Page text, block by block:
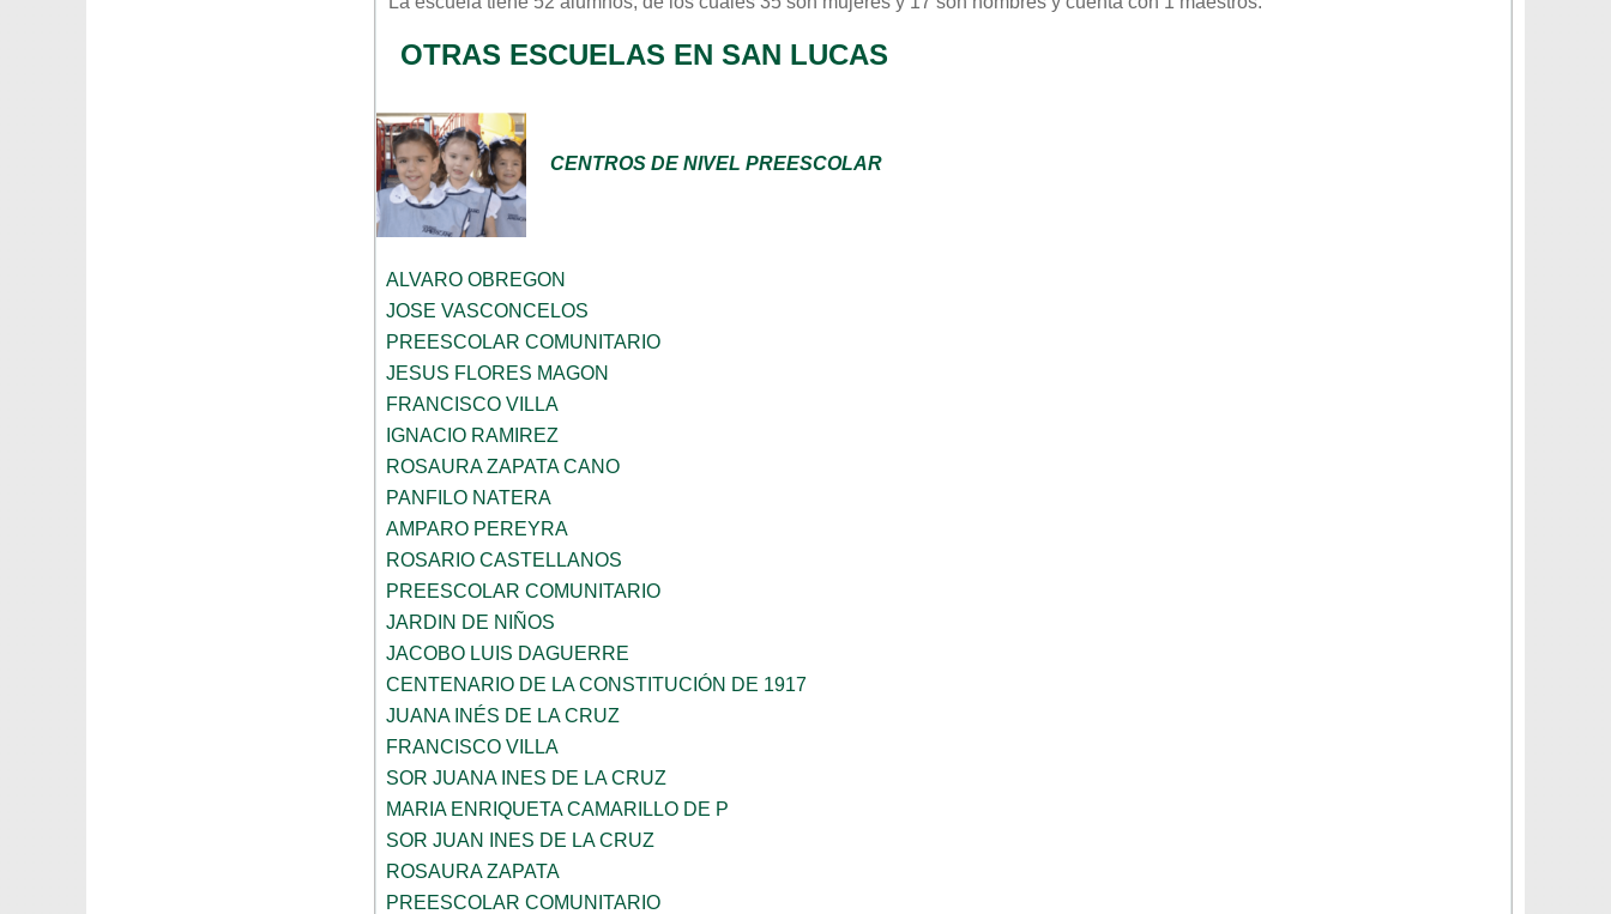
OTRAS ESCUELAS EN SAN LUCAS
CENTROS DE NIVEL PREESCOLAR
ALVARO OBREGON
JOSE VASCONCELOS
PREESCOLAR COMUNITARIO
JESUS FLORES MAGON
FRANCISCO VILLA
IGNACIO RAMIREZ
ROSAURA ZAPATA CANO
PANFILO NATERA
AMPARO PEREYRA
ROSARIO CASTELLANOS
PREESCOLAR COMUNITARIO
JARDIN DE NIÑOS
JACOBO LUIS DAGUERRE
CENTENARIO DE LA CONSTITUCIÓN DE 1917
JUANA INÉS DE LA CRUZ
FRANCISCO VILLA
SOR JUANA INES DE LA CRUZ
MARIA ENRIQUETA CAMARILLO DE P
SOR JUAN INES DE LA CRUZ
ROSAURA ZAPATA
PREESCOLAR COMUNITARIO